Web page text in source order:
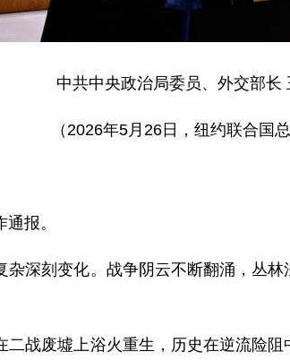
中共中央政治局委员、外交部长
（2026年5月26日，纽约联合国总
报。
深刻变化。战争阴云不断翻涌，丛
战废墟上浴火重生，历史在逆流险